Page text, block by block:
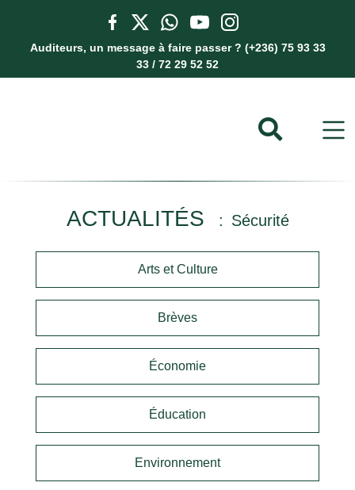
Auditeurs, un message à faire passer ? (+236) 75 93 33
33 / 72 29 52 52
ACTUALITÉS Sécurité
Arts et Culture
Brèves
Économie
Éducation
Environnement